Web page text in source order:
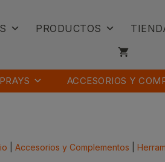
PRODUCTOS
ACCESORIOS Y
Accesorios y Complementos